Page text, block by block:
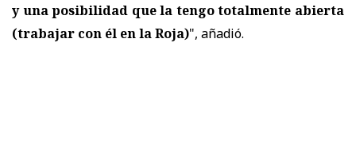
y una posibilidad que la tengo totalmente abierta
(trabajar con él en la Roja)", añadió.